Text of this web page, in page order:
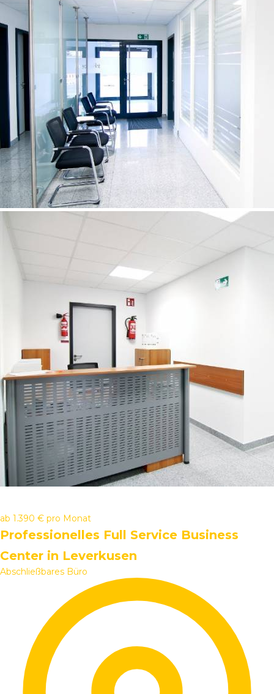
ab 1.390 € pro Monat
Professionelles Full Service Business
Center in Leverkusen
Abschließbares Büro